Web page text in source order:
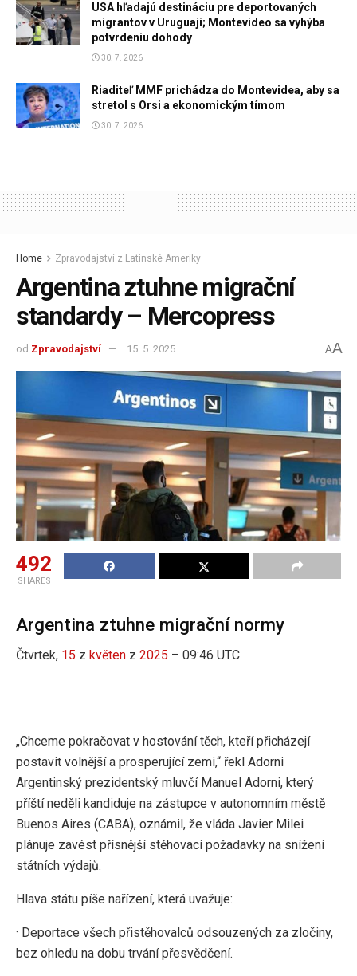
USA hľadajú destináciu pre deportovaných
migrantov v Uruguaji; Montevideo sa vyhýba
potvrdeniu dohody
30. 7. 2026
Riaditeľ MMF prichádza do Montevidea, aby sa
stretol s Orsi a ekonomickým tímom
30. 7. 2026
Home Zpravodajství z Latinské Ameriky
Argentina ztuhne migrační
standardy – Mercopress
od Zpravodajství 15. 5. 2025 AA
492
SHARES
Argentina ztuhne migrační normy
Čtvrtek, 15 z květen z 2025 – 09:46 UTC
„Chceme pokračovat v hostování těch, kteří přicházejí
postavit volnější a prosperující zemi,“ řekl Adorni
Argentinský prezidentský mluvčí Manuel Adorni, který
příští neděli kandiduje na zástupce v autonomním městě
Buenos Aires (CABA), oznámil, že vláda Javier Milei
plánuje zavést přísnější stěhovací požadavky na snížení
státních výdajů.
Hlava státu píše nařízení, která uvažuje:
· Deportace všech přistěhovalců odsouzených za zločiny,
bez ohledu na dobu trvání přesvědčení.